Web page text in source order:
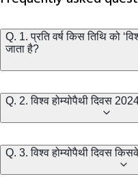
Q. 1. प्रति वर्ष किस तिथि को
जाता है?
Q. 2. विश्व होम्योपैथी दिवस
Q. 3. विश्व होम्योपैथी दिवस